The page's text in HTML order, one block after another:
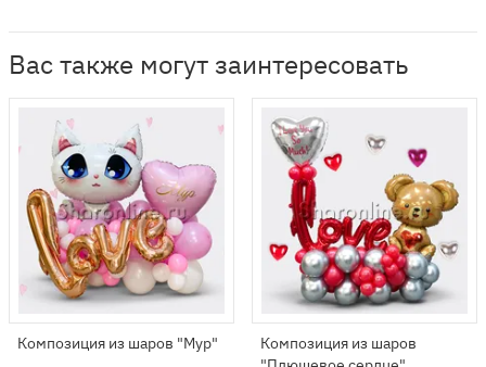
Вас также могут заинтересовать
Композиция из шаров "Мур"
Композиция из шаров